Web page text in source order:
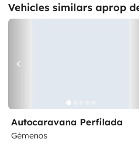
Vehicles similars aprop
Autocaravana Perfilada
Gémenos